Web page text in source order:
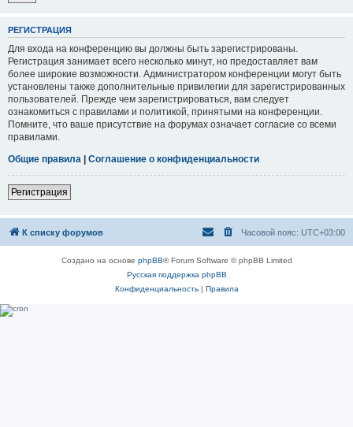
РЕГИСТРАЦИЯ
Для входа на конференцию вы должны быть зарегистрированы.
Регистрация занимает всего несколько минут, но предоставляет вам
более широкие возможности. Администратором конференции могут быть
установлены также дополнительные привилегии для зарегистрированных
пользователей. Прежде чем зарегистрироваться, вам следует
ознакомиться с правилами и политикой, принятыми на конференции.
Помните, что ваше присутствие на форумах означает согласие со всеми
правилами.
Общие правила | Соглашение о конфиденциальности
Регистрация
К списку форумов Часовой пояс: UTC+03:00
Создано на основе phpBB® Forum Software © phpBB Limited
Русская поддержка phpBB
Конфиденциальность| Правила